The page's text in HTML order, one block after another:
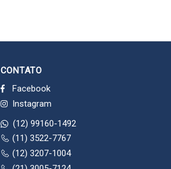
CONTATO
Facebook
Instagram
(12) 99160-1492
(11) 3522-7767
(12) 3207-1004